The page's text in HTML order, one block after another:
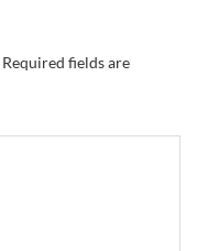
Required fields are